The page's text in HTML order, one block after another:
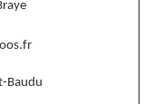
Baudu